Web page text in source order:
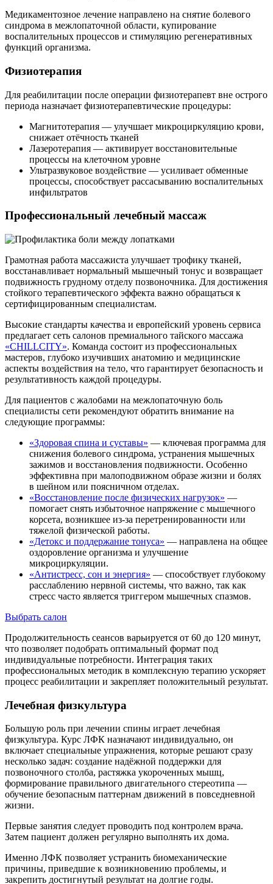
Медикаментозное лечение направлено на снятие болевого
синдрома в межлопаточной области, купирование
воспалительных процессов и стимуляцию регенеративных
функций организма.
Физиотерапия
Для реабилитации после операции физиотерапевт вне острого
периода назначает физиотерапевтические процедуры:
Магнитотерапия — улучшает микроциркуляцию крови,
снижает отёчность тканей
Лазеротерапия — активирует восстановительные
процессы на клеточном уровне
Ультразвуковое воздействие — усиливает обменные
процессы, способствует рассасыванию воспалительных
инфильтратов
Профессиональный лечебный массаж
Грамотная работа массажиста улучшает трофику тканей,
восстанавливает нормальный мышечный тонус и возвращает
подвижность грудному отделу позвоночника. Для достижения
стойкого терапевтического эффекта важно обращаться к
сертифицированным специалистам.
Высокие стандарты качества и европейский уровень сервиса
предлагает сеть салонов премиального тайского массажа
«CHILLCITY». Команда состоит из профессиональных
мастеров, глубоко изучивших анатомию и медицинские
аспекты воздействия на тело, что гарантирует безопасность и
результативность каждой процедуры.
Для пациентов с жалобами на межлопаточную боль
специалисты сети рекомендуют обратить внимание на
следующие программы:
«Здоровая спина и суставы» — ключевая программа для
снижения болевого синдрома, устранения мышечных
зажимов и восстановления подвижности. Особенно
эффективна при малоподвижном образе жизни и болях
в шейном или поясничном отделах.
«Восстановление после физических нагрузок» —
помогает снять избыточное напряжение с мышечного
корсета, возникшее из-за перетренированности или
тяжелой физической работы.
«Детокс и поддержание тонуса» — направлена на общее
оздоровление организма и улучшение
микроциркуляции.
«Антистресс, сон и энергия» — способствует глубокому
расслаблению нервной системы, что важно, так как
стресс часто является триггером мышечных спазмов.
Выбрать салон
Продолжительность сеансов варьируется от 60 до 120 минут,
что позволяет подобрать оптимальный формат под
индивидуальные потребности. Интеграция таких
профессиональных методик в комплексную терапию ускоряет
процесс реабилитации и закрепляет положительный результат.
Лечебная физкультура
Большую роль при лечении спины играет лечебная
физкультура. Курс ЛФК назначают индивидуально, он
включает специальные упражнения, которые решают сразу
несколько задач: создание надёжной поддержки для
позвоночного столба, растяжка укороченных мышц,
формирование правильного двигательного стереотипа —
обучение безопасным паттернам движений в повседневной
жизни.
Первые занятия следует проводить под контролем врача.
Затем пациент должен регулярно выполнять их дома.
Именно ЛФК позволяет устранить биомеханические
причины, приведшие к возникновению проблемы, и
закрепить достигнутый результат на долгие годы.